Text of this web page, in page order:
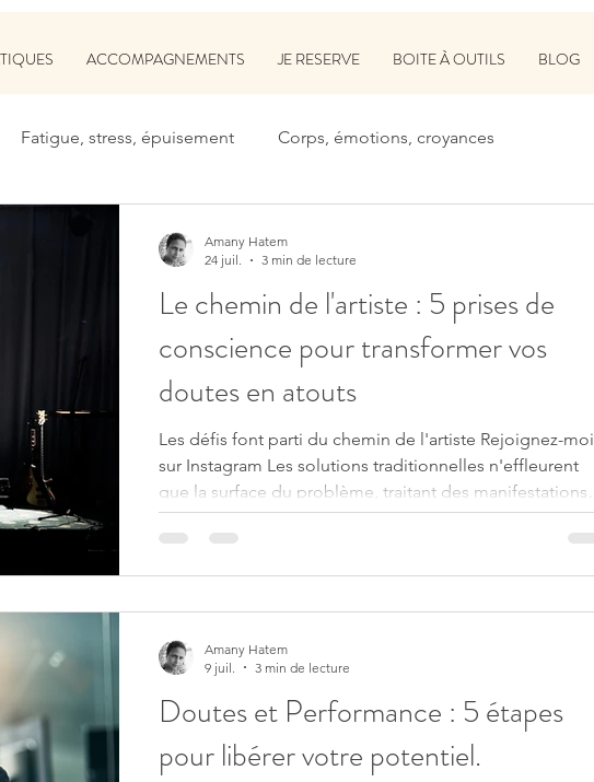
ACCOMPAGNEMENTS JE RESERVE BOITE À OUTILS BLOG
Fatigue, stress, épuisement Corps, émotions, croyances
Le chemin de l'artiste : 5 prises de
conscience pour transformer vos
doutes en atouts
Les défis font parti du chemin de l'artiste Rejoignez-moi
sur Instagram Les solutions traditionnelles n'effleurent
que la surface du problème, traitant des manifestations
plutôt que les sources profondes des blocages créatifs.
Être artiste n'est pas un parcours facile. Vous faites
constamment face à des jugements extérieurs, que ce
vie. Vous êtes certainement animé p
Amany Hatem
24 juil.
3 min de lecture
Doutes et Performance : 5 étapes
pour libérer votre potentiel.
Amany Hatem
9 juil.
3 min de lecture